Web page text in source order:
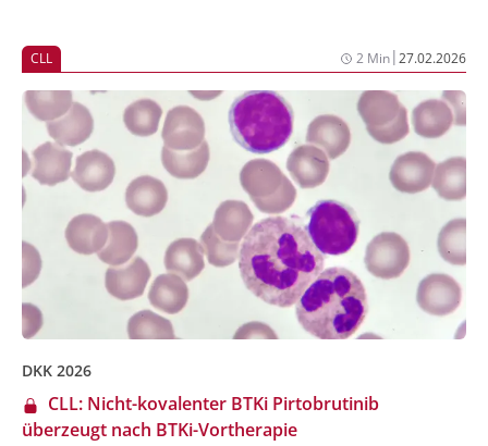
CLL 2 Min|27.02.2026
DKK 2026
CLL: Nicht-kovalenter BTKi Pirtobrutinib
überzeugt nach BTKi-Vortherapie